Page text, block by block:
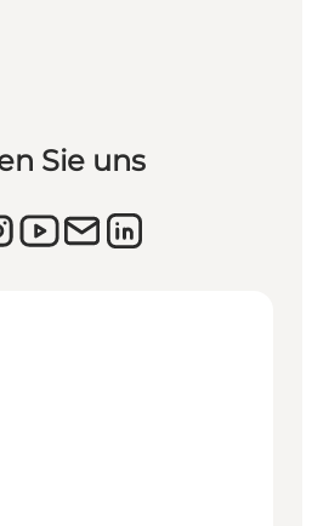
Sie uns